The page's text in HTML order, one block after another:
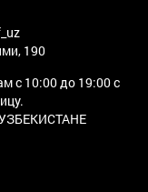
190
с 10:00 до 19:00 с